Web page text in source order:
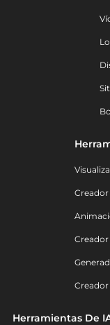
Creador
Herramientas De